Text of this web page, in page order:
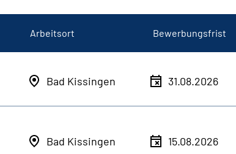
Arbeitsort Bewerbungsfrist
Bad Kissingen 31.08.2026
Bad Kissingen 15.08.2026